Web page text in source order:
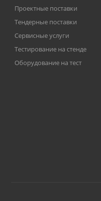
Проектные поставки
Тендерные поставки
Сервисные услуги
Тестирование на стенде
Оборудование на тест